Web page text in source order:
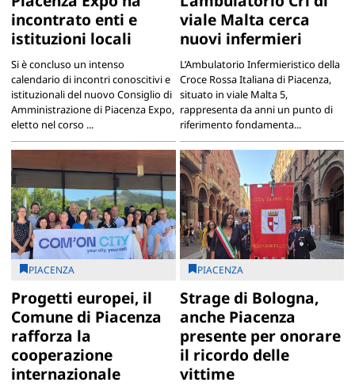
incontrato enti e
istituzioni locali
Si è concluso un intenso
calendario di incontri conoscitivi e
istituzionali del nuovo Consiglio di
Amministrazione di Piacenza Expo,
eletto nel corso ...
viale Malta cerca
nuovi infermieri
L’Ambulatorio Infermieristico della
Croce Rossa Italiana di Piacenza,
situato in viale Malta 5,
rappresenta da anni un punto di
riferimento fondamenta...
PIACENZA
Progetti europei, il
Comune di Piacenza
rafforza la
cooperazione
internazionale
PIACENZA
Strage di Bologna,
anche Piacenza
presente per onorare
il ricordo delle
vittime